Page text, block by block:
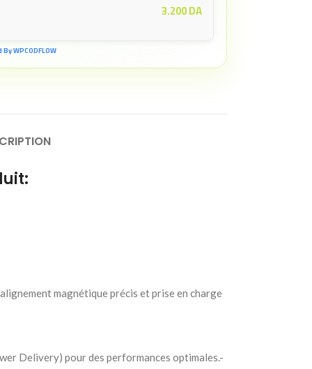
3.200DA
WPCODFLOW
magnétique précis et prise en charge
Delivery) pour des performances optimales.-